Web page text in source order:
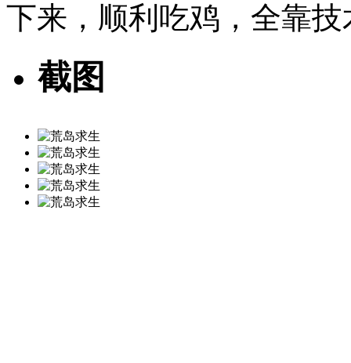
下来，顺利吃鸡，全靠技
截图